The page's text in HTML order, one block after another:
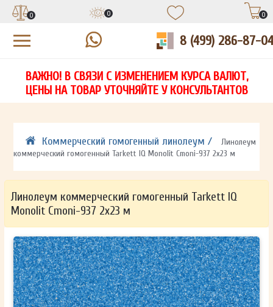
НА
СВЯЖЕТСЯ С ВАМИ В ТЕЧЕНИЕ 15 МИНУТ
ЗАПОЛНИТЕ ФОРМУ И НАШ МЕНЕДЖЕР
СВЯЖЕТСЯ С ВАМИ В ТЕЧЕНИЕ 15 МИНУТ
ОТПРАВИТЬ
Ваши данные не будут переданы третьим лицам
ЗАПОЛНИТЕ ФОРМУ И НАШ МЕНЕДЖЕР
СВЯЖЕТСЯ С ВАМИ В ТЕЧЕНИЕ 15 МИНУТ
ОТПРАВИТЬ
Ваши данные не будут переданы третьим лицам
0 0 0
8 (499) 286-87-04
ВАЖНО! В СВЯЗИ С ИЗМЕНЕНИЕМ КУРСА ВАЛЮТ,
ЦЕНЫ НА ТОВАР УТОЧНЯЙТЕ У КОНСУЛЬТАНТОВ
Коммерческий гомогенный линолеум /
Линолеум
коммерческий гомогенный Tarkett IQ Monolit Cmoni-937 2х23 м
Линолеум коммерческий гомогенный Tarkett IQ
Monolit Cmoni-937 2х23 м